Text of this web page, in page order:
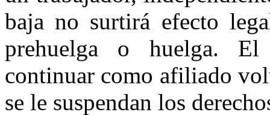
baja no surtirá efecto
prehuelga o huelga.
continuar como afiliado
se le suspendan los